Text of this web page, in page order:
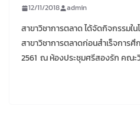
12/11/2018 admin
สาขาวิชาการตลาด ได้จัดกิจกรรม
สาขาวิชาการตลาดก่อนสำเร็จการ
2561 ณ ห้องประชุมศรีสองรัก คณะ